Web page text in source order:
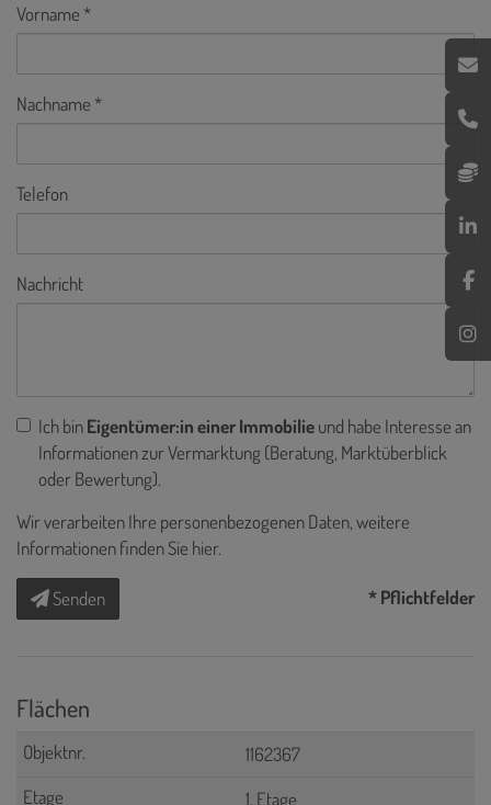
Vorname
Nachname
Telefon
Nachricht
Ich binEigentümer:in einer Immobilieund habe Interesse an
Informationen zur Vermarktung (Beratung, Marktüberblick
oder Bewertung).
Wir verarbeiten Ihre personenbezogenen Daten, weitere
Informationen finden Sie hier.
Senden * Pflichtfelder
Flächen
1162367
1. Etage